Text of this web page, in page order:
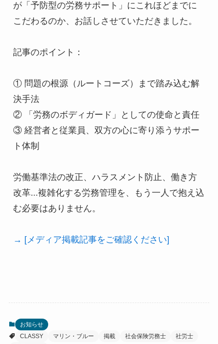
が「予防型の労務サポート」にこれほどまでに
こだわるのか、お話しさせていただきました。
記事のポイント：
① 問題の根源（ルートコーズ）まで踏み込む解
決手法
② 「労務のボディガード」としての使命と責任
③ 経営者と従業員、双方の心に寄り添うサポー
ト体制
労働基準法の改正、ハラスメント防止、働き方
改革...複雑化する労務管理を、もう一人で抱え込
む必要はありません。
→ [メディア掲載記事をご確認ください]
お知らせ
CLASSY
マリン・ブルー 掲載 社会保険労務士
社労士